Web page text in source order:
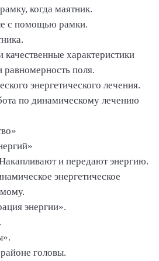
когда маятник.
с помощью рамки.
качественные характеристики
равномерность поля.
энергетического лечения.
по динамическому лечению
и передают энергию.
энергетическое
энергии».
головы.